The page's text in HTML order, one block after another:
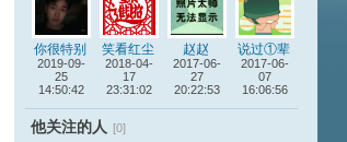
你很特别
2019-09-
25
14:50:42
笑看红尘
2018-04-
17
23:31:02
赵赵
2017-06-
27
20:22:53
说过①辈
子
2017-06-
07
16:06:56
他关注的人 [0]